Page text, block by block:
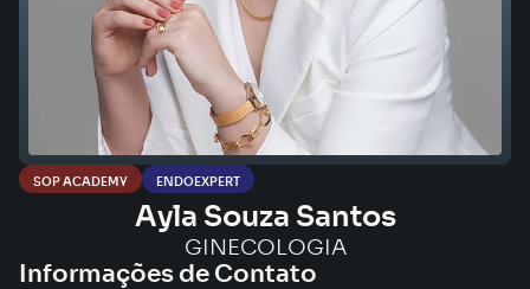
SOP ACADEMY ENDOEXPERT
Ayla Souza Santos
GINECOLOGIA
Informações de Contato